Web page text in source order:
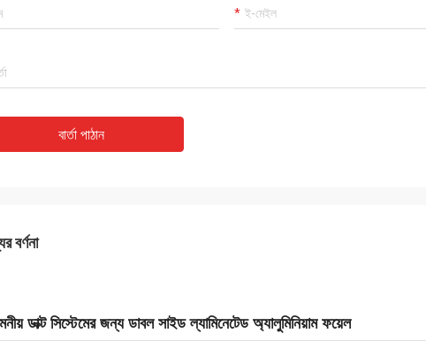
বার্তা পাঠান
বর্ণনা
ডাক্ট সিস্টেমের জন্য ডাবল সাইড ল্যামিনেটেড অ্যালুমিনিয়াম ফয়েল